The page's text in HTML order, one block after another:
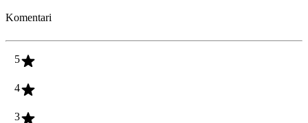
Komentari
5
4
3